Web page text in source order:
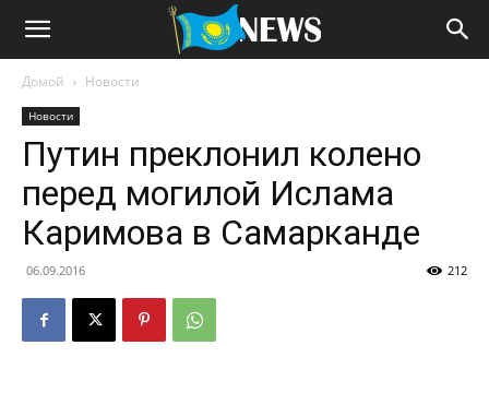
Домой Новости
Новости
Путин преклонил колено
перед могилой Ислама
Каримова в Самарканде
06.09.2016 212